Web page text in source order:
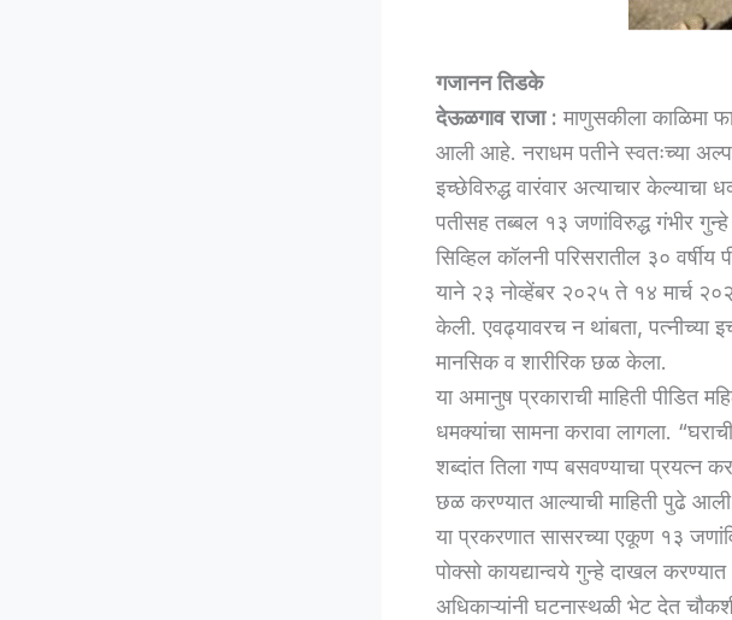
गजानन तिडके
देऊळगाव राजा : माणुसकीला काळिमा
आली आहे. नराधम पतीने स्वतःच्या
इच्छेविरुद्ध वारंवार अत्याचार
पतीसह तब्बल १३ जणांविरुद्ध गंभीर
सिव्हिल कॉलनी परिसरातील ३०
याने २३ नोव्हेंबर २०२५ ते १४ मार्च
केली. एवढ्यावरच न थांबता, पत्नीच्या
मानसिक व शारीरिक छळ केला.
या अमानुष प्रकाराची माहिती पीडित
धमक्यांचा सामना करावा लागला.
शब्दांत तिला गप्प बसवण्याचा प्रयत्न
छळ करण्यात आल्याची माहिती पुढे
या प्रकरणात सासरच्या एकूण १३
पोक्सो कायद्यान्वये गुन्हे दाखल
अधिकाऱ्यांनी घटनास्थळी भेट देत